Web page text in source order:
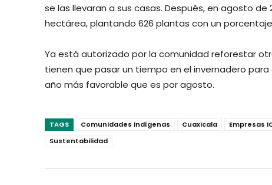
se las llevaran a sus casas. Después, en agosto
hectárea, plantando 626 plantas con un
Ya está autorizado por la comunidad reforestar
tienen que pasar un tiempo en el invernadero
año más favorable que es por agosto.
TAGS Comunidades indígenas Cuaxicala Empresas
Sustentabilidad